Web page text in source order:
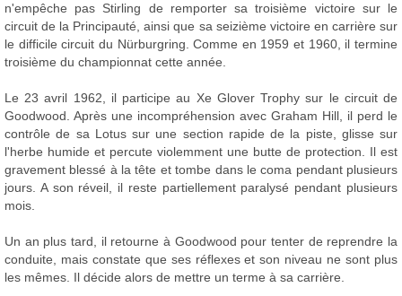
n'empêche pas Stirling de remporter sa troisième victoire sur le
circuit de la Principauté, ainsi que sa seizième victoire en carrière sur
le difficile circuit du Nürburgring. Comme en 1959 et 1960, il termine
troisième du championnat cette année.
Le 23 avril 1962, il participe au Xe Glover Trophy sur le circuit de
Goodwood. Après une incompréhension avec Graham Hill, il perd le
contrôle de sa Lotus sur une section rapide de la piste, glisse sur
l'herbe humide et percute violemment une butte de protection. Il est
gravement blessé à la tête et tombe dans le coma pendant plusieurs
jours. A son réveil, il reste partiellement paralysé pendant plusieurs
mois.
Un an plus tard, il retourne à Goodwood pour tenter de reprendre la
conduite, mais constate que ses réflexes et son niveau ne sont plus
les mêmes. Il décide alors de mettre un terme à sa carrière.